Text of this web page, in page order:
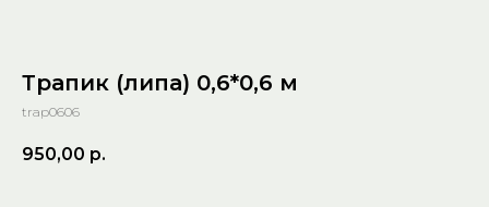
Трапик (липа) 0,6*0,6 м
trap0606
950,00 р.